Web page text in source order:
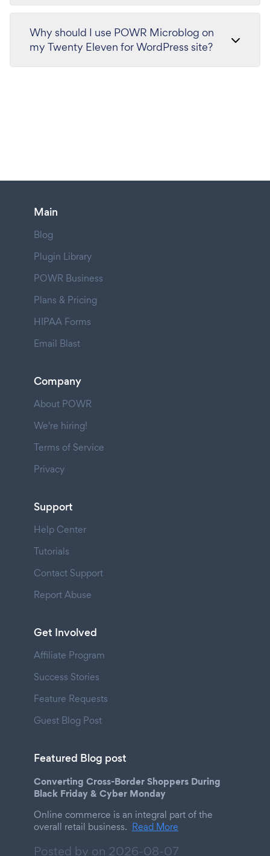
Why should I use POWR Microblog on
my Twenty Eleven for WordPress site?
Main
Blog
Plugin Library
POWR Business
Plans & Pricing
HIPAA Forms
Email Blast
Company
About POWR
We're hiring!
Terms of Service
Privacy
Support
Help Center
Tutorials
Contact Support
Report Abuse
Get Involved
Affiliate Program
Success Stories
Feature Requests
Guest Blog Post
Featured Blog post
Converting Cross-Border Shoppers During
Black Friday & Cyber Monday
Online commerce is an integral part of the
overall retail business. Read More
Posted by on 2026-08-07